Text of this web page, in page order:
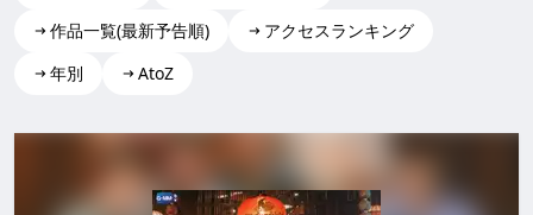
作品一覧(最新予告順)
アクセスランキング
年別
AtoZ
Midnight Series : Moonlight Chicken
Midnight Series : Moonlight Chicken midnight series :